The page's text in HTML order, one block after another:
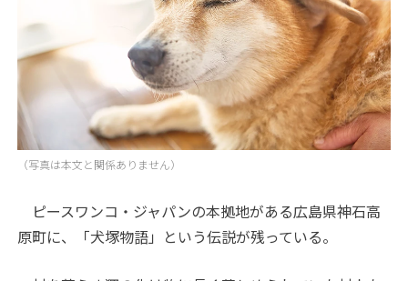
（写真は本文と関係ありません）
ピースワンコ・ジャパンの本拠地がある広島県神石高
原町に、「犬塚物語」という伝説が残っている。